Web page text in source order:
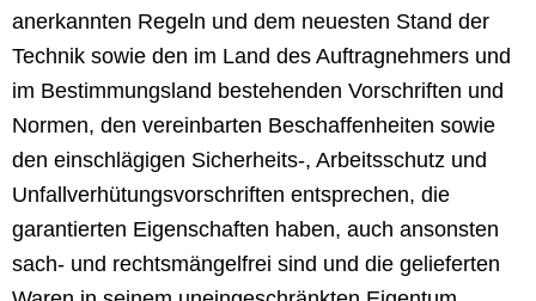
anerkannten Regeln und dem neuesten Stand der
Technik sowie den im Land des Auftragnehmers und
im Bestimmungsland bestehenden Vorschriften und
Normen, den vereinbarten Beschaffenheiten sowie
den einschlägigen Sicherheits-, Arbeitsschutz und
Unfallverhütungsvorschriften entsprechen, die
garantierten Eigenschaften haben, auch ansonsten
sach- und rechtsmängelfrei sind und die gelieferten